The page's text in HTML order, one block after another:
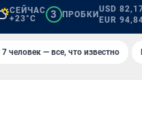
СЕЙЧАС
+23°C
3 ПРОБКИ
USD
EUR
человек — все, что известно